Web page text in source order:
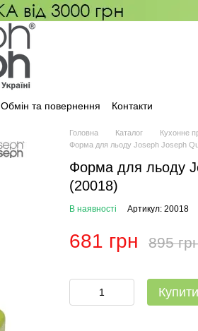
Обмін та повернення Контакти
Головна Каталог
Кухонне
Форма для льоду Joseph Joseph
Форма для льоду
(20018)
В наявності Артикул: 20018
681 грн 895
Купити